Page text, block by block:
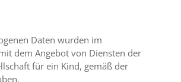
Daten wurden im
dem Angebot von Diensten der
für ein Kind, gemäß der